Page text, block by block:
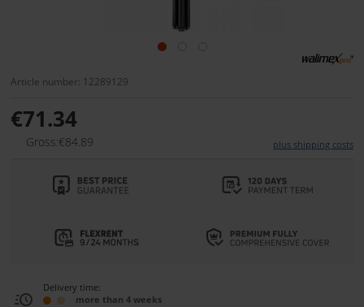
Article number: 12289129
€71.34
Gross:€84.89 plus shipping costs
Delivery time:
more than 4 weeks